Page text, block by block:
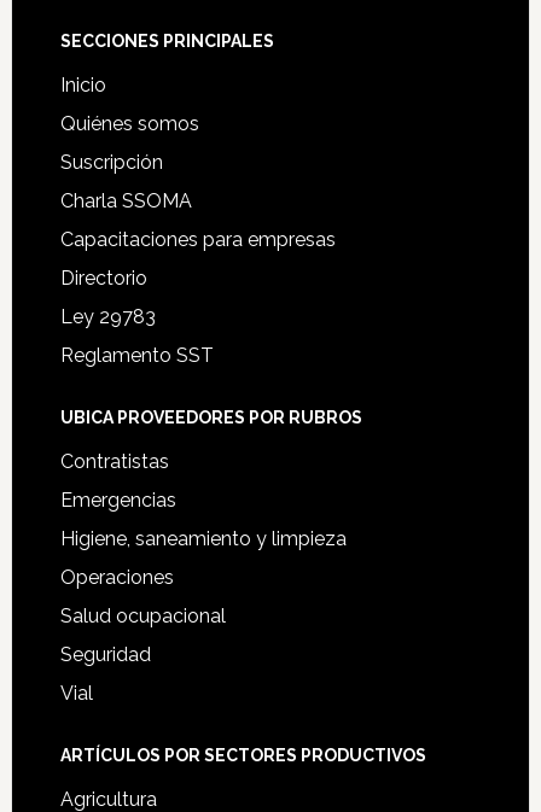
Footer
SECCIONES PRINCIPALES
Inicio
Quiénes somos
Suscripción
Charla SSOMA
Capacitaciones para empresas
Directorio
Ley 29783
Reglamento SST
UBICA PROVEEDORES POR RUBROS
Contratistas
Emergencias
Higiene, saneamiento y limpieza
Operaciones
Salud ocupacional
Seguridad
Vial
ARTÍCULOS POR SECTORES PRODUCTIVOS
Agricultura